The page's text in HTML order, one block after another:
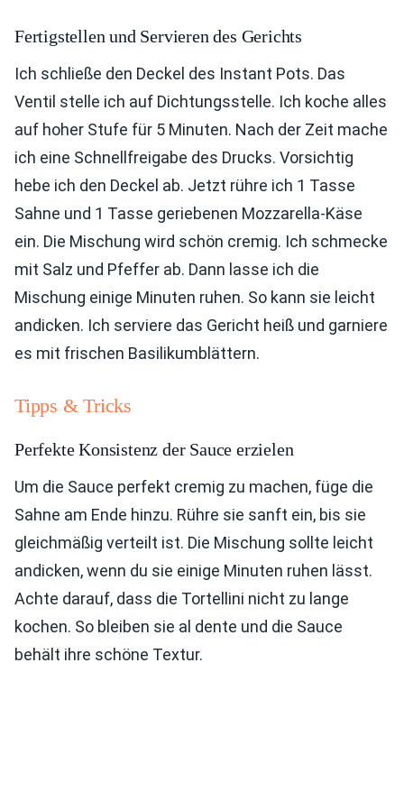
Fertigstellen und Servieren des Gerichts
Ich schließe den Deckel des Instant Pots. Das
Ventil stelle ich auf Dichtungsstelle. Ich koche alles
auf hoher Stufe für 5 Minuten. Nach der Zeit mache
ich eine Schnellfreigabe des Drucks. Vorsichtig
hebe ich den Deckel ab. Jetzt rühre ich 1 Tasse
Sahne und 1 Tasse geriebenen Mozzarella-Käse
ein. Die Mischung wird schön cremig. Ich schmecke
mit Salz und Pfeffer ab. Dann lasse ich die
Mischung einige Minuten ruhen. So kann sie leicht
andicken. Ich serviere das Gericht heiß und garniere
es mit frischen Basilikumblättern.
Tipps & Tricks
Perfekte Konsistenz der Sauce erzielen
Um die Sauce perfekt cremig zu machen, füge die
Sahne am Ende hinzu. Rühre sie sanft ein, bis sie
gleichmäßig verteilt ist. Die Mischung sollte leicht
andicken, wenn du sie einige Minuten ruhen lässt.
Achte darauf, dass die Tortellini nicht zu lange
kochen. So bleiben sie al dente und die Sauce
behält ihre schöne Textur.